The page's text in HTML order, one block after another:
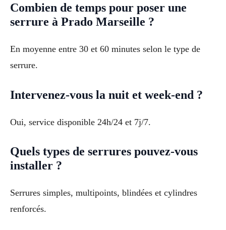
Combien de temps pour poser une
serrure à Prado Marseille ?
En moyenne entre 30 et 60 minutes selon le type de
serrure.
Intervenez-vous la nuit et week-end ?
Oui, service disponible 24h/24 et 7j/7.
Quels types de serrures pouvez-vous
installer ?
Serrures simples, multipoints, blindées et cylindres
renforcés.